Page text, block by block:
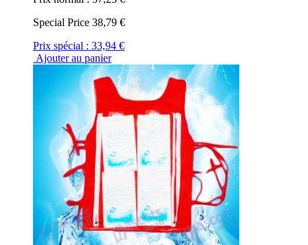
Special Price 38,79 €
Prix spécial : 33,94 €
Ajouter au panier